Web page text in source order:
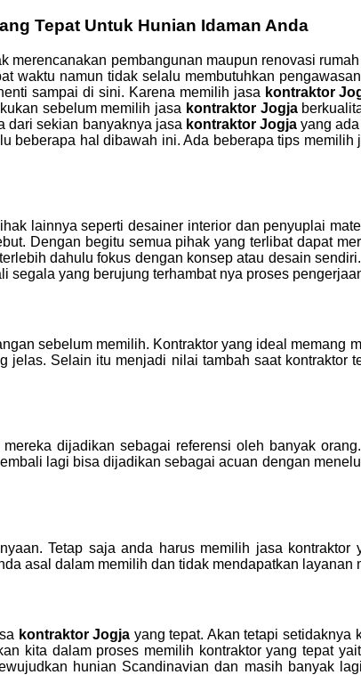
Tepat Untuk Hunian Idaman Anda
pembangunan maupun renovasi
waktu namun tidak selalu membutuhkan
sampai di sini. Karena memilih jasa kontraktor
sebelum memilih jasa kontraktor Jogja
dari sekian banyaknya jasa kontraktor Jogjayang
beberapa hal dibawah ini. Ada beberapa tips memilih
lainnya seperti desainer interior dan penyuplai
Dengan begitu semua pihak yang terlibat dapat
dahulu fokus dengan konsep atau desain
yang berujung terhambat nya proses
sebelum memilih. Kontraktor yang ideal memang
Selain itu menjadi nilai tambah saat kontraktor
dijadikan sebagai referensi oleh banyak
lagi bisa dijadikan sebagai acuan dengan
Tetap saja anda harus memilih jasa kontraktor
asal dalam memilih dan tidak mendapatkan layanan
kontraktor Jogja yang tepat. Akan tetapi setidaknya
kita dalam proses memilih kontraktor yang tepat
hunian Scandinavian dan masih banyak